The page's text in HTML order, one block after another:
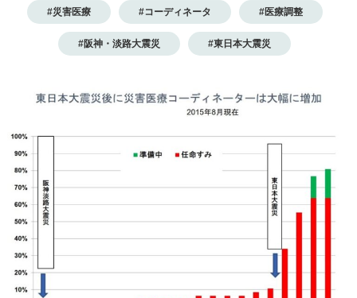
#災害医療 #コーディネータ #医療調整
#阪神・淡路大震災 #東日本大震災